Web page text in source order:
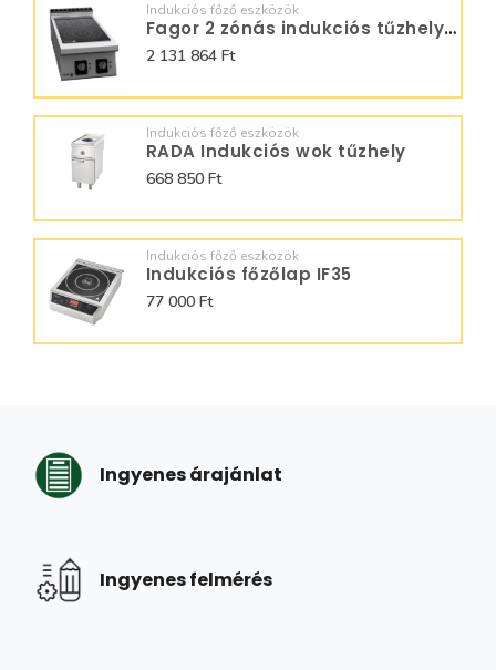
Indukciós főző eszközök
Fagor 2 zónás indukciós tűzhely C-I925
2 131 864 Ft
Indukciós főző eszközök
RADA Indukciós wok tűzhely
668 850 Ft
Indukciós főző eszközök
Indukciós főzőlap IF35
77 000 Ft
Ingyenes árajánlat
Ingyenes felmérés